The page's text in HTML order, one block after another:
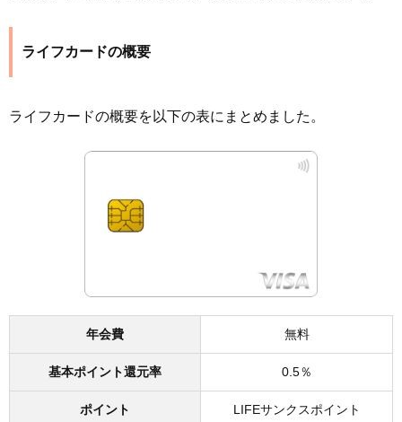
ライフカードの概要
ライフカードの概要を以下の表にまとめました。
年会費 無料
基本ポイント還元率 0.5％
ポイント LIFEサンクスポイント